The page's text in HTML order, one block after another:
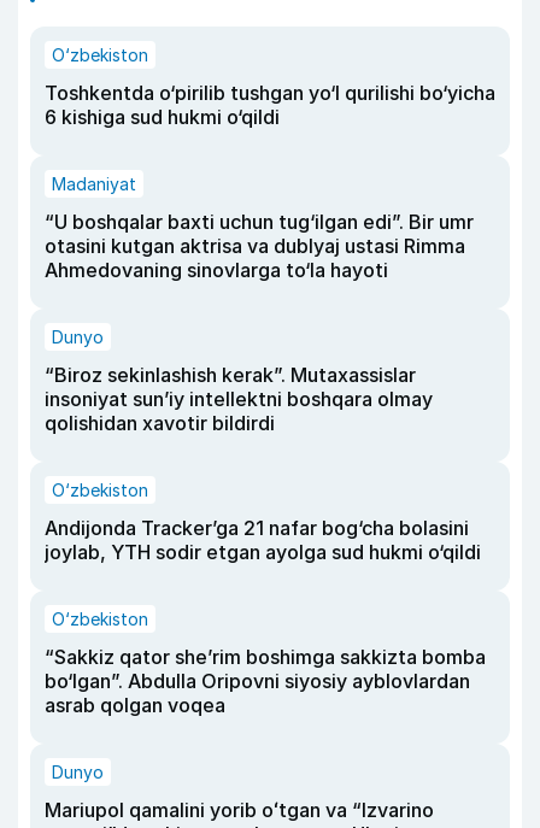
O‘zbekiston
Toshkentda o‘pirilib tushgan yo‘l qurilishi bo‘yicha
6 kishiga sud hukmi o‘qildi
Madaniyat
“U boshqalar baxti uchun tug‘ilgan edi”. Bir umr
otasini kutgan aktrisa va dublyaj ustasi Rimma
Ahmedovaning sinovlarga to‘la hayoti
Dunyo
“Biroz sekinlashish kerak”. Mutaxassislar
insoniyat sun’iy intellektni boshqara olmay
qolishidan xavotir bildirdi
O‘zbekiston
Andijonda Tracker’ga 21 nafar bog‘cha bolasini
joylab, YTH sodir etgan ayolga sud hukmi o‘qildi
O‘zbekiston
“Sakkiz qator she’rim boshimga sakkizta bomba
bo‘lgan”. Abdulla Oripovni siyosiy ayblovlardan
asrab qolgan voqea
Dunyo
Mariupol qamalini yorib oʻtgan va “Izvarino